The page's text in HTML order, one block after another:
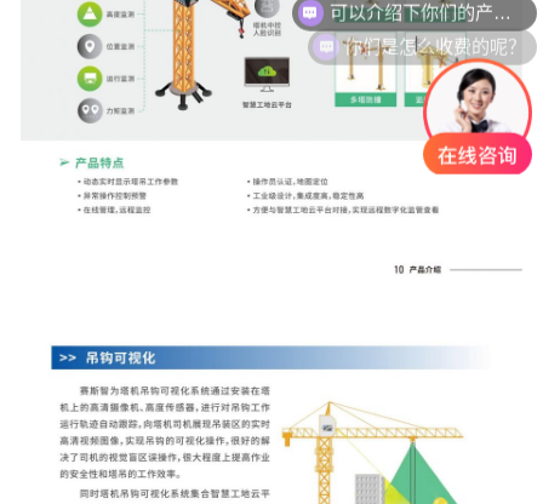
你们是怎么收费的呢？